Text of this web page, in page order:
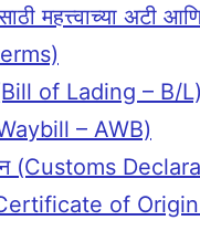
महत्त्वाच्या
of Lading – B/L)
– AWB)
(Customs
of